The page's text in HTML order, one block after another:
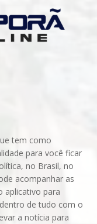
tem como
para você ficar
no Brasil, no
acompanhar as
aplicativo para
de tudo com o
a notícia para